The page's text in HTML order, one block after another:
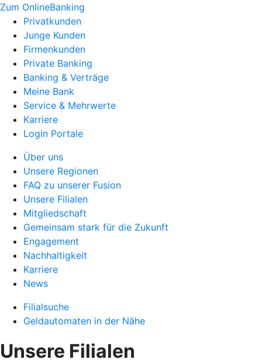
Zum OnlineBanking
Privatkunden
Junge Kunden
Firmenkunden
Private Banking
Banking & Verträge
Meine Bank
Service & Mehrwerte
Karriere
Login Portale
Über uns
Unsere Regionen
FAQ zu unserer Fusion
Unsere Filialen
Mitgliedschaft
Gemeinsam stark für die Zukunft
Engagement
Nachhaltigkeit
Karriere
News
Filialsuche
Geldautomaten in der Nähe
Unsere Filialen